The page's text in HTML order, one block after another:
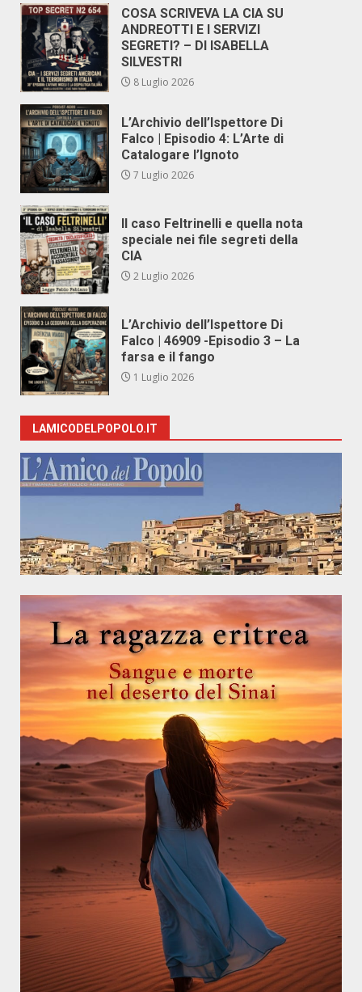
COSA SCRIVEVA LA CIA SU
ANDREOTTI E I SERVIZI
SEGRETI? – DI ISABELLA
SILVESTRI
8 Luglio 2026
L’Archivio dell’Ispettore Di
Falco | Episodio 4: L’Arte di
Catalogare l’Ignoto
7 Luglio 2026
Il caso Feltrinelli e quella nota
speciale nei file segreti della
CIA
2 Luglio 2026
L’Archivio dell’Ispettore Di
Falco | 46909 -Episodio 3 – La
farsa e il fango
1 Luglio 2026
LAMICODELPOPOLO.IT